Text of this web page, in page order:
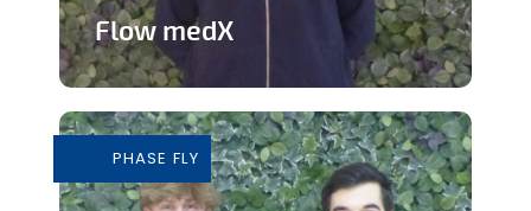
Flow medX
concours de médecine
En savoir plus
PHASE FLY